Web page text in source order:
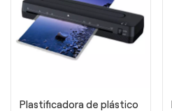
Plastificadora de plástico